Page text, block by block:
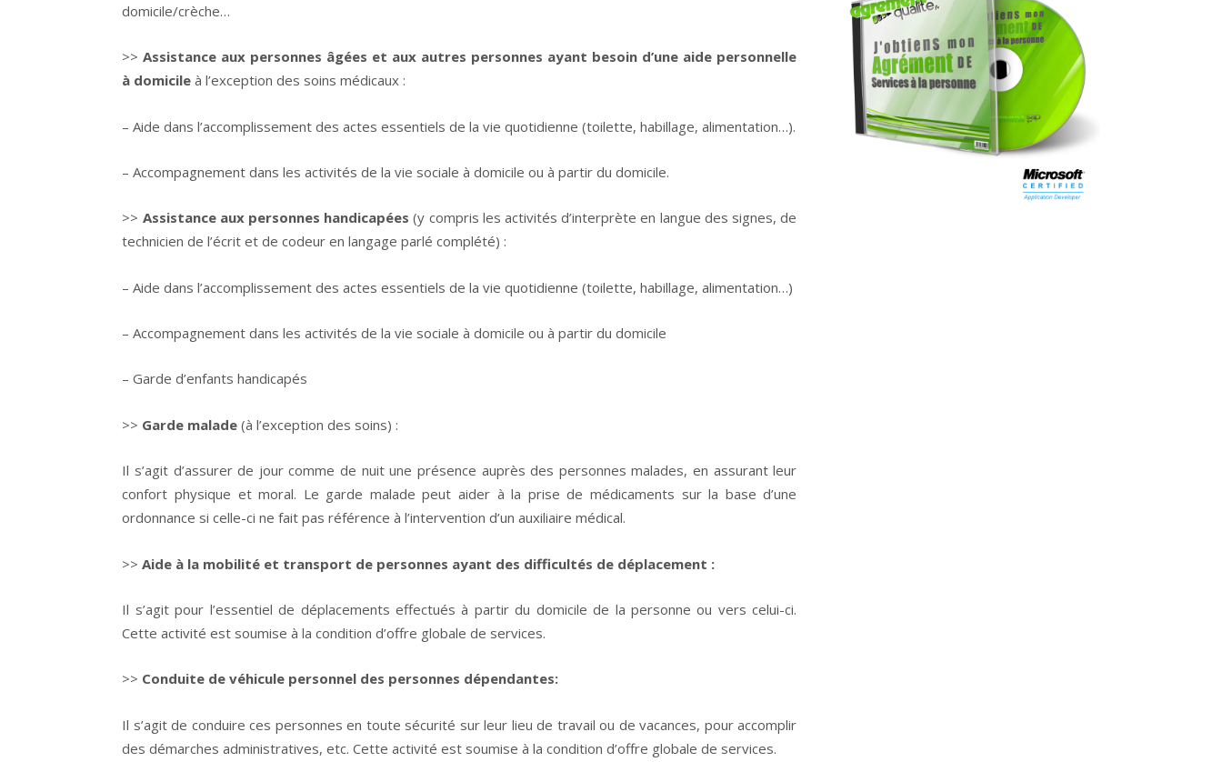
domicile/crèche…
>>Assistance aux personnes âgées et aux autres personnes ayant besoin d’une aide personnelle
à domicileà l’exception des soins médicaux :
– Aide dans l’accomplissement des actes essentiels de la vie quotidienne (toilette, habillage, alimentation…).
– Accompagnement dans les activités de la vie sociale à domicile ou à partir du domicile.
>> Assistance aux personnes handicapées (y compris les activités d’interprète en langue des signes, de
technicien de l’écrit et de codeur en langage parlé complété) :
– Aide dans l’accomplissement des actes essentiels de la vie quotidienne (toilette, habillage, alimentation…)
– Accompagnement dans les activités de la vie sociale à domicile ou à partir du domicile
– Garde d’enfants handicapés
>> Garde malade(à l’exception des soins) :
Il s’agit d’assurer de jour comme de nuit une présence auprès des personnes malades, en assurant leur
confort physique et moral. Le garde malade peut aider à la prise de médicaments sur la base d’une
ordonnance si celle-ci ne fait pas référence à l’intervention d’un auxiliaire médical.
>>Aide à la mobilité et transport de personnes ayant des difficultés de déplacement :
Il s’agit pour l’essentiel de déplacements effectués à partir du domicile de la personne ou vers celui-ci.
Cette activité est soumise à la condition d’offre globale de services.
>> Conduite de véhicule personnel des personnes dépendantes:
Il s’agit de conduire ces personnes en toute sécurité sur leur lieu de travail ou de vacances, pour accomplir
des démarches administratives, etc. Cette activité est soumise à la condition d’offre globale de services.